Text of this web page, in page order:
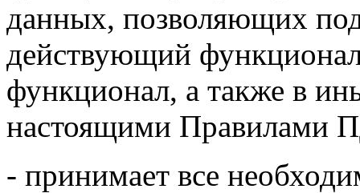
данных, позволяющих
действующий
функционал, а также в
настоящими Правилами
- принимает все